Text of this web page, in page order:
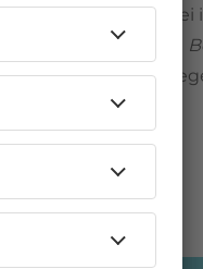
Relativ innovationsfrei
ein weißer Flügel am
Überblendungen,
Kontaktlinsen.